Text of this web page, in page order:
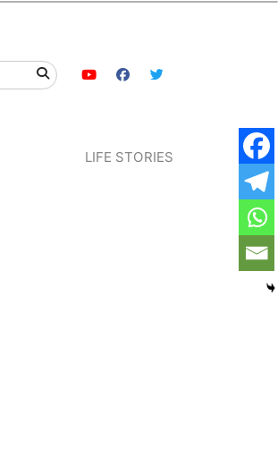
LIFE STORIES